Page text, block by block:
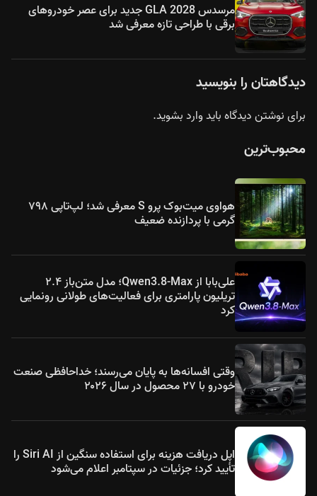
مرسدس GLA 2028 جدید برای عصر خودروهای
برقی با طراحی تازه معرفی شد
دیدگاهتان را بنویسید
برای نوشتن دیدگاه بایدوارد بشوید.
محبوب‌ترین
هواوی میت‌بوک پرو S معرفی شد؛ لپ‌تاپی ۷۹۸
گرمی با پردازنده ضعیف
علی‌بابا از Qwen3.8-Max؛ مدل متن‌باز ۲.۴
تریلیون پارامتری برای فعالیت‌های طولانی رونمایی
کرد
وقتی افسانه‌ها به پایان می‌رسند؛ خداحافظی صنعت
خودرو با ۲۷ محصول در سال ۲۰۲۶
اپل دریافت هزینه برای استفاده سنگین از Siri AI را
تأیید کرد؛ جزئیات در سپتامبر اعلام می‌شود